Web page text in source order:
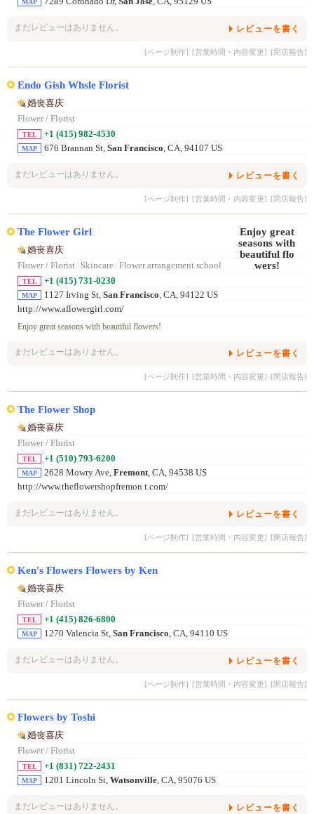
MAP
まだレビューはありません。 レビューを書く
[ページ制作] [営業時間・内容変更] [閉店報告]
Endo Gish Whsle Florist
婚丧喜庆
Flower / Florist
TEL +1 (415) 982-4530
MAP 676 Brannan St, San Francisco, CA, 94107 US
まだレビューはありません。 レビューを書く
[ページ制作] [営業時間・内容変更] [閉店報告]
The Flower Girl
婚丧喜庆
Flower / Florist/ Skincare/ Flower arrangement school
TEL +1 (415) 731-0230
MAP 1127 Irving St, San Francisco, CA, 94122 US
http://www.aflowergirl.com/
Enjoy great seasons with beautiful flowers!
まだレビューはありません。 レビューを書く
[ページ制作] [営業時間・内容変更] [閉店報告]
The Flower Shop
婚丧喜庆
Flower / Florist
TEL +1 (510) 793-6200
MAP 2628 Mowry Ave, Fremont , CA, 94538 US
http://www.theflowershopfremon t.com/
まだレビューはありません。 レビューを書く
[ページ制作] [営業時間・内容変更] [閉店報告]
Ken's Flowers Flowers by Ken
婚丧喜庆
Flower / Florist
TEL +1 (415) 826-6800
MAP 1270 Valencia St, San Francisco, CA, 94110 US
まだレビューはありません。 レビューを書く
[ページ制作] [営業時間・内容変更] [閉店報告]
Flowers by Toshi
婚丧喜庆
Flower / Florist
TEL +1 (831) 722-2431
MAP 1201 Lincoln St, Watsonville, CA, 95076 US
まだレビューはありません。 レビューを書く